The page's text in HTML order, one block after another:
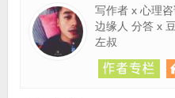
写作者 x 心理
边缘人 分答 x
左叔